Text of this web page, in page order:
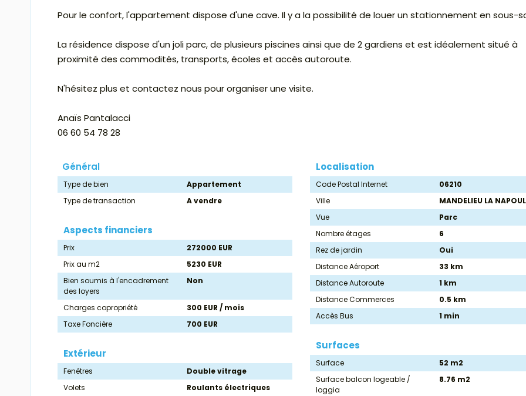
Pour le confort, l'appartement dispose d'une cave. Il y a la possibilité de louer un stationnement en sous-
La résidence dispose d'un joli parc, de plusieurs piscines ainsi que de 2 gardiens et est idéalement situé à
proximité des commodités, transports, écoles et accès autoroute.
N'hésitez plus et contactez nous pour organiser une visite.
Anaïs Pantalacci
06 60 54 78 28
Général
Type de bien
Appartement
Type de transaction
A vendre
Localisation
Code Postal Internet
06210
Ville
MANDELIEU LA
Vue
Parc
Nombre étages
6
Rez de jardin
Oui
Distance Aéroport
33 km
Distance Autoroute
1 km
Distance Commerces
0.5 km
Accès Bus
1 min
Aspects financiers
Prix
272000 EUR
Prix au m2
5230 EUR
Bien soumis à l'encadrement
des loyers
Non
Charges copropriété
300 EUR / mois
Taxe Foncière
700 EUR
Surfaces
Surface
52 m2
Surface balcon logeable /
loggia
8.76 m2
Extérieur
Fenêtres
Double vitrage
Volets
Roulants électriques